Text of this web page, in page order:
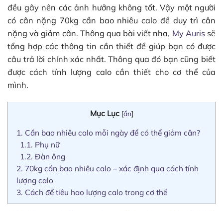
đều gây nên các ảnh hưởng không tốt. Vậy một người
có cân nặng 70kg cần bao nhiêu calo để duy trì cân
nặng và giảm cân. Thông qua bài viết nha, My Aurissẽ
tổng hợp các thông tin cần thiết để giúp bạn có được
câu trả lời chính xác nhất. Thông qua đó bạn cũng biết
được cách tính lượng calo cần thiết cho cơ thể của
mình.
Mục Lục [ẩn]
1. Cần bao nhiêu calo mỗi ngày để có thể giảm cân?
1.1. Phụ nữ
1.2. Đàn ông
2. 70kg cần bao nhiêu calo – xác định qua cách tính
lượng calo
3. Cách để tiêu hao lượng calo trong cơ thể